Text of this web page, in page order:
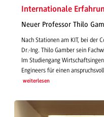
Internationale
Neuer Professor Thilo
Nach Stationen am KIT, bei der
Dr.-Ing. Thilo Gamber sein
Im Studiengang
Engineers für einen
weiterlesen